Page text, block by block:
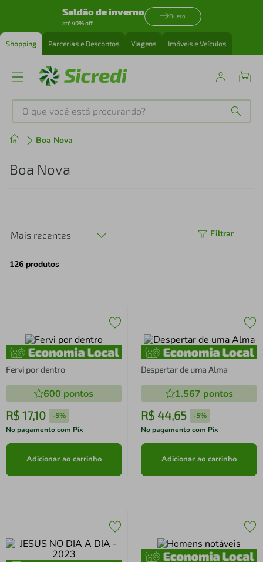
Saldão de inverno
até 40% off
Quero
Shopping Parcerias e Descontos Viagens Imóveis e Veículos
O que você está procurando?
Boa Nova
Boa Nova
Mais recentes Filtrar
126 produtos
Fervi por dentro
600 pontos
R$ 17,10 -5%
No pagamento com Pix
Adicionar ao carrinho
Despertar de uma Alma
1.567 pontos
R$ 44,65 -5%
No pagamento com Pix
Adicionar ao carrinho
Produtos mais buscados
perfume
4º air fryer